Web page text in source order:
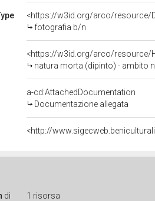
<https://w3id.org/arco/resource/
fotografia b/n
<https://w3id.org/arco/resource/
natura morta (dipinto) - ambito
a-cd:AttachedDocumentation
Documentazione allegata
<http://
di 1 risorsa